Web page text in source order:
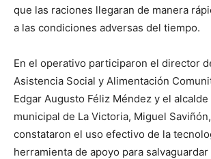
que las raciones llegaran de manera
a las condiciones adversas del tiempo.
En el operativo participaron el director
Asistencia Social y Alimentación
Edgar Augusto Féliz Méndez y el
municipal de La Victoria, Miguel
constataron el uso efectivo de la
herramienta de apoyo para